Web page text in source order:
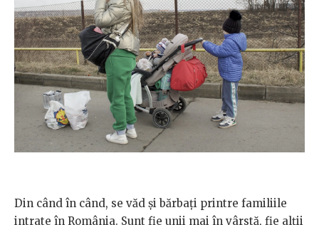
Din când în când, se văd și bărbați printre familiile
intrate în România. Sunt fie unii mai în vârstă, fie alții